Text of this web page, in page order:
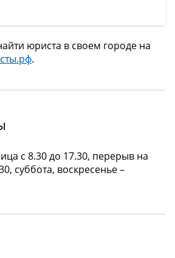
юриста в своем городе на
.
с 8.30 до 17.30, перерыв на
суббота, воскресенье –